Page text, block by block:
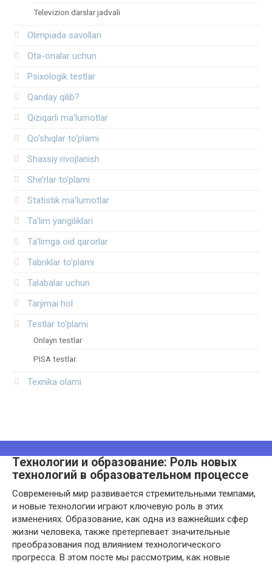
Televizion darslar jadvali
Olimpiada savollari
Ota-onalar uchun
Psixologik testlar
Qanday qilib?
Qiziqarli ma’lumotlar
Qo‘shiqlar to‘plami
Shaxsiy rivojlanish
She’rlar to‘plami
Statistik ma’lumotlar
Ta’lim yangiliklari
Ta’limga oid qarorlar
Tabriklar to'plami
Talabalar uchun
Tarjimai hol
Testlar to‘plami
Onlayn testlar
PISA testlar
Texnika olami
Технологии и образование: Роль новых
технологий в образовательном процессе
Современный мир развивается стремительными темпами,
и новые технологии играют ключевую роль в этих
изменениях. Образование, как одна из важнейших сфер
жизни человека, также претерпевает значительные
преобразования под влиянием технологического
прогресса. В этом посте мы рассмотрим, как новые